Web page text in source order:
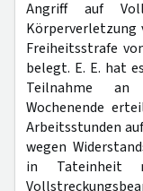
Angriff auf
Körperverletzung
Freiheitsstrafe
belegt. E. E. hat
Teilnahme an
Wochenende
Arbeitsstunden
wegen
in Tateinheit